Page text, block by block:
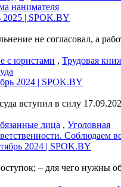
нанимателя
2025 | SPOK.BY
не согласовал,
с юристами , Трудовая
2024 | SPOK.BY
вступил в силу
лица , Уголовная
Соблюдаем
2024 | SPOK.BY
– для чего